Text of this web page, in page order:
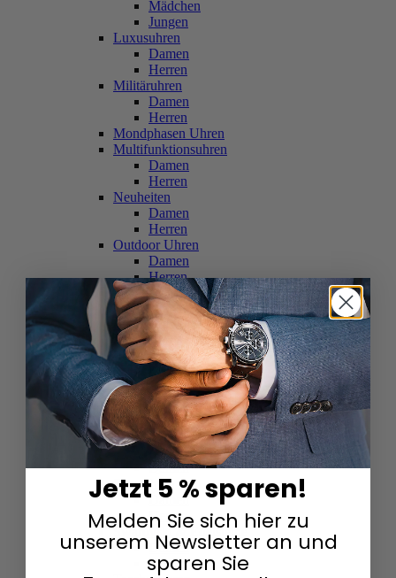
Mädchen
Jungen
Luxusuhren
Damen
Herren
Militäruhren
Damen
Herren
Mondphasen Uhren
Multifunktionsuhren
Damen
Herren
Neuheiten
Damen
Herren
Outdoor Uhren
Damen
Herren
Schweizer Uhren
Damen
Herren
Skelettuhren
Damen
Herren
Smartwatches
Damen
Herren
Solaruhren
Herren
Damen
Sportuhren
Damen
Herren
Swarovski & Edelsteine
Damen
Herren
Jetzt 5 % sparen!
Melden Sie sich hier zu
unserem Newsletter an und
sparen Sie